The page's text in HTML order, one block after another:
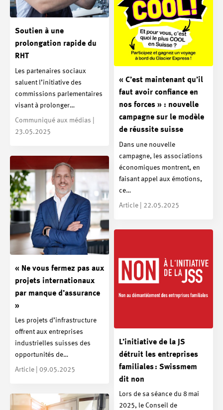
Soutien à une
prolongation rapide du
RHT
Les partenaires sociaux
saluent l’initiative des
commissions parlementaires
visant à prolonger…
Communiqué aux médias |
23.05.2025
« C’est maintenant qu’il
faut avoir confiance en
nos forces » : nouvelle
campagne sur le modèle
de réussite suisse
Dans une nouvelle
campagne, les associations
économiques montrent, en
faisant appel aux émotions,
ce…
Article | 22.05.2025
« Ne vous fermez pas aux
projets internationaux
par manque d’assurance
»
Les projets d’infrastructure
offrent aux entreprises
industrielles suisses des
opportunités de…
Article | 09.05.2025
L’initiative de la JS
détruit les entreprises
familiales : Swissmem
dit non
Lors de sa séance du 8 mai
2025, le Conseil de